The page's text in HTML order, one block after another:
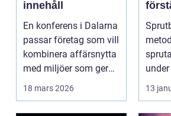
innehåll
En konferens i Dalarna
passar företag som vill
kombinera affärsnytta
med miljöer som ger
lugn, fokus...
18 mars 2026
berg
13